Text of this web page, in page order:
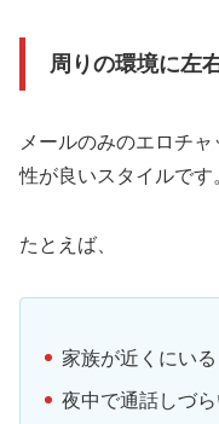
周りの環境に左
メールのみのエロチ
性が良いスタイルです
たとえば、
家族が近くにいる
夜中で通話しづら